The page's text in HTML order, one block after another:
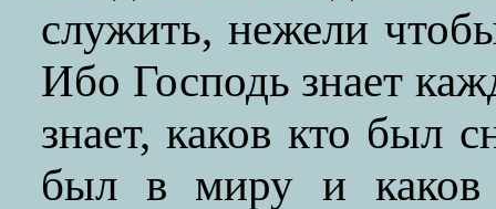
служить, нежели
Ибо Господь знает
знает, каков кто был
был в миру и каков